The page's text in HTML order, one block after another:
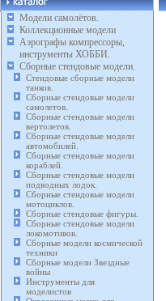
Модели самолётов.
Коллекционные модели
Аэрографы компрессоры,
инструменты ХОББИ.
Сборные стендовые модели.
Стендовые сборные модели
танков.
Сборные стендовые модели
самолетов.
Сборные стендовые модели
вертолетов.
Сборные стендовые модели
автомобилей.
Сборные стендовые модели
кораблей.
Сборные стендовые модели
подводных лодок.
Сборные стендовые модели
мотоциклов.
Сборные стендовые фигуры.
Сборные стендовые модели
локомотивов.
Сборные модели космической
техники
Сборные модели Звездные
войны
Инструменты для
моделистов